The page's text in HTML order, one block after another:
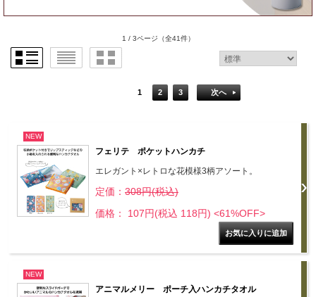
1 / 3ページ （全41件）
1 2 3 次へ
NEW
フェリテ ポケットハンカチ
エレガント×レトロな花模様3柄アソート。
定価： 308円(税込)
価格： 107円(税込 118円) <61%OFF>
NEW
アニマルメリー ポーチ入ハンカチタオル